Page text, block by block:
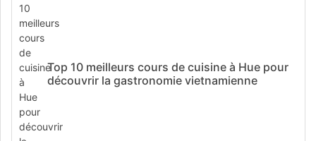
Top 10 meilleurs cours de cuisine à Hue pour
découvrir la gastronomie vietnamienne